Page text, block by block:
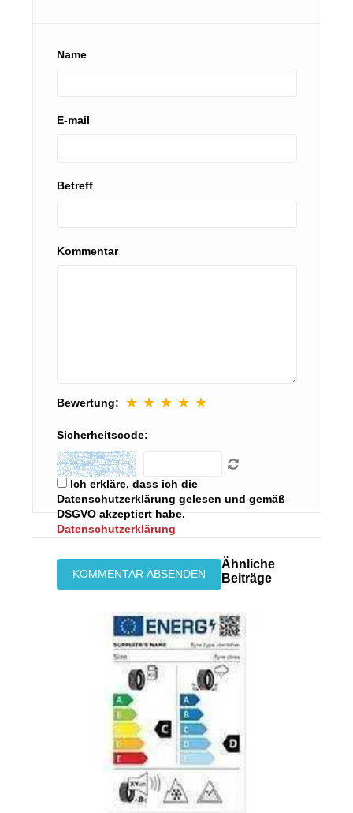
Name
E-mail
Betreff
Kommentar
Bewertung: ★ ★ ★ ★ ★
Sicherheitscode:
Ich erkläre, dass ich die
Datenschutzerklärung gelesen und gemäß
DSGVO akzeptiert habe.
Datenschutzerklärung
Ähnliche
Beiträge